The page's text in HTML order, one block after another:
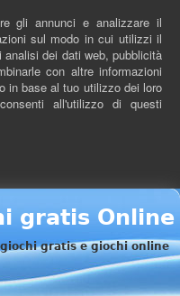
gli annunci e analizzare il
sul modo in cui utilizzi il
dei dati web, pubblicità
con altre informazioni
in base al tuo utilizzo dei loro
all'utilizzo di questi
gratis Online
gratis e giochi online